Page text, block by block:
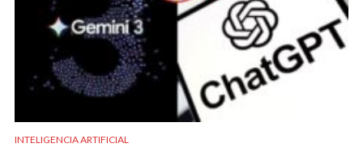
INTELIGENCIA ARTIFICIAL